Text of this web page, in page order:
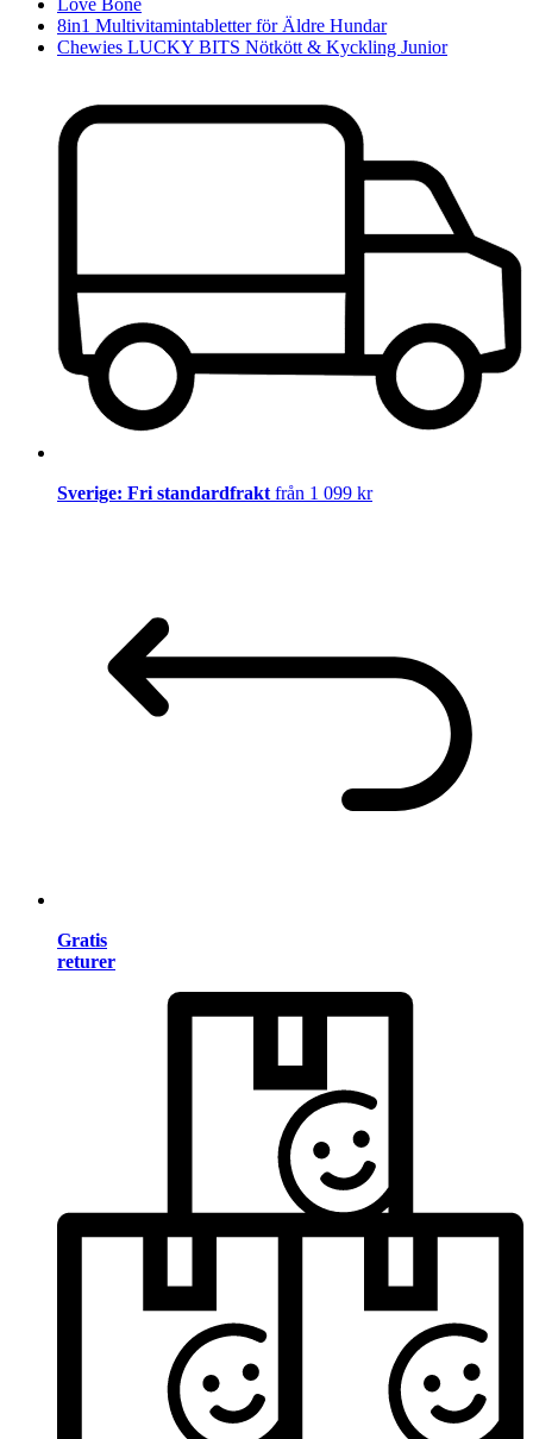
8in1 Multivitamintabletter för Äldre Hundar
Chewies LUCKY BITS Nötkött & Kyckling Junior
Sverige: Fri standardfrakt från 1 099 kr
Gratis
returer